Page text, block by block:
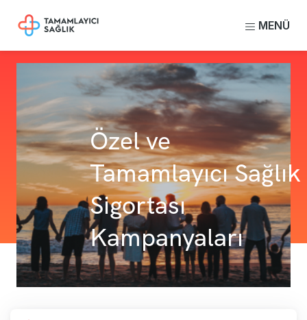
MENÜ
Özel ve
Tamamlayıcı Sağlık
Sigortası
Kampanyaları